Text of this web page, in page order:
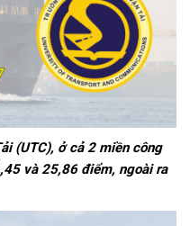
(UTC), ở cả 2 miền công
và 25,86 điểm, ngoài ra